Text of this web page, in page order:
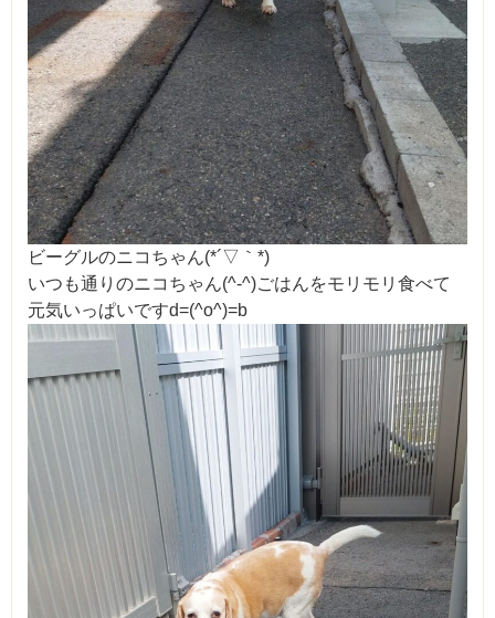
ビーグルのニコちゃん(*´▽｀*)
いつも通りのニコちゃん(^-^)ごはんをモリモリ食べて
元気いっぱいですd=(^o^)=b